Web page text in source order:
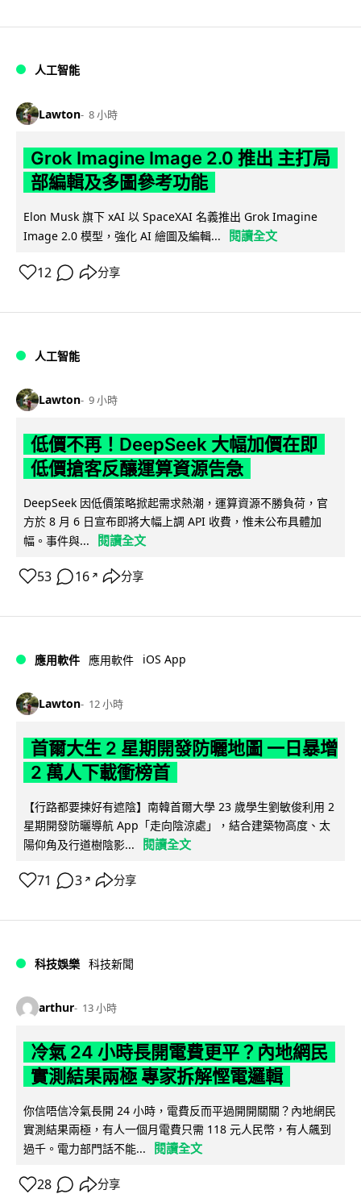
人工智能
Lawton 8 小時
Grok Imagine Image 2.0 推出 主打局
部編輯及多圖參考功能
Elon Musk 旗下 xAI 以 SpaceXAI 名義推出 Grok Imagine
Image 2.0 模型，強化 AI 繪圖及編輯...
閱讀全文
12 分享
人工智能
Lawton 9 小時
低價不再！DeepSeek 大幅加價在即
低價搶客反釀運算資源告急
DeepSeek 因低價策略掀起需求熱潮，運算資源不勝負荷，官
方於 8 月 6 日宣布即將大幅上調 API 收費，惟未公布具體加
幅。事件與...
閱讀全文
53 16 ↗ 分享
應用軟件 應用軟件 iOS App
Lawton 12 小時
首爾大生 2 星期開發防曬地圖 一日暴增
2 萬人下載衝榜首
【行路都要揀好有遮陰】南韓首爾大學 23 歲學生劉敏俊利用 2
星期開發防曬導航 App「走向陰涼處」，結合建築物高度、太
陽仰角及行道樹陰影...
閱讀全文
71 3 ↗ 分享
科技娛樂 科技新聞
arthur 13 小時
冷氣 24 小時長開電費更平？內地網民
實測結果兩極 專家拆解慳電邏輯
你信唔信冷氣長開 24 小時，電費反而平過開開關關？內地網民
實測結果兩極，有人一個月電費只需 118 元人民幣，有人飆到
過千。電力部門話不能...
閱讀全文
28 分享